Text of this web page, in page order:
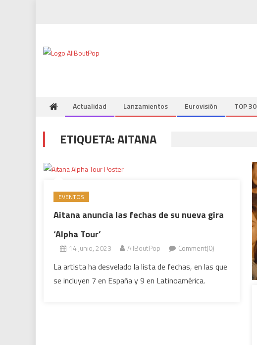
Actualidad Lanzamientos Eurovisión TOP 30
ETIQUETA:AITANA
EVENTOS
Aitana anuncia las fechas de su nueva gira
‘Alpha Tour’
14 junio, 2023 AllBoutPop Comment(0)
La artista ha desvelado la lista de fechas, en las que
se incluyen 7 en España y 9 en Latinoamérica.